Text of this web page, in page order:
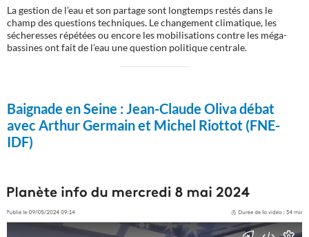
La gestion de l’eau et son partage sont longtemps restés dans le
champ des questions techniques. Le changement climatique, les
sécheresses répétées ou encore les mobilisations contre les méga-
bassines ont fait de l’eau une question politique centrale.
Baignade en Seine :Jean-Claude Oliva débat
avec Arthur Germain et Michel Riottot (FNE-
IDF)